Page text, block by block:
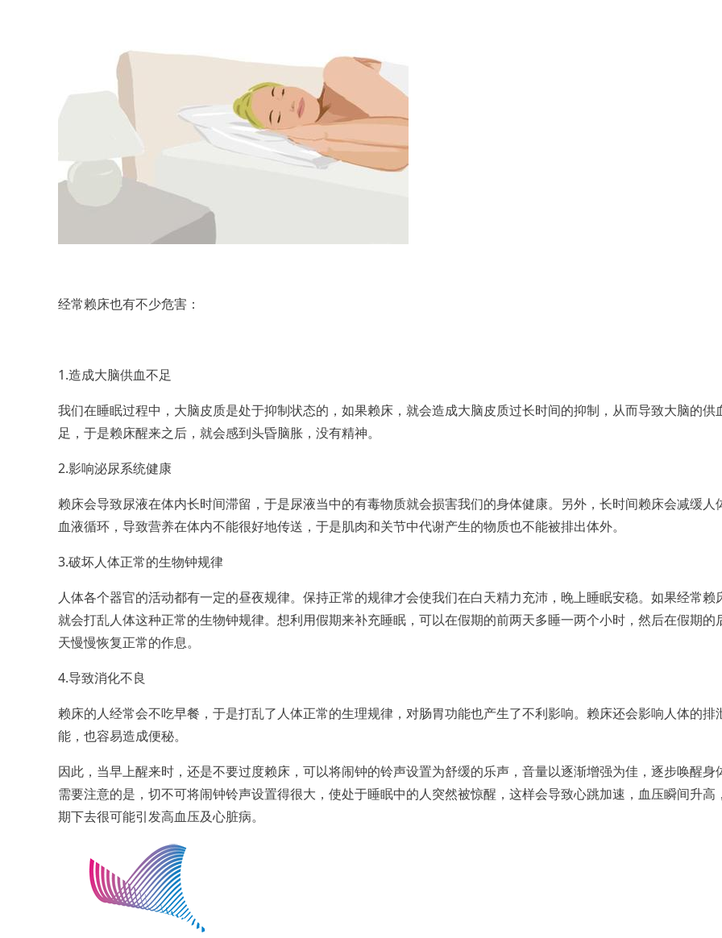
经常赖床也有不少危害：
1.造成大脑供血不足
我们在睡眠过程中，大脑皮质是处于抑制状态的，如果赖床，就会造成大脑皮质过长时间的抑制，从而导致大脑的供
足，于是赖床醒来之后，就会感到头昏脑胀，没有精神。
2.影响泌尿系统健康
赖床会导致尿液在体内长时间滞留，于是尿液当中的有毒物质就会损害我们的身体健康。另外，长时间赖床会减缓人
血液循环，导致营养在体内不能很好地传送，于是肌肉和关节中代谢产生的物质也不能被排出体外。
3.破坏人体正常的生物钟规律
人体各个器官的活动都有一定的昼夜规律。保持正常的规律才会使我们在白天精力充沛，晚上睡眠安稳。如果经常赖
就会打乱人体这种正常的生物钟规律。想利用假期来补充睡眠，可以在假期的前两天多睡一两个小时，然后在假期的
天慢慢恢复正常的作息。
4.导致消化不良
赖床的人经常会不吃早餐，于是打乱了人体正常的生理规律，对肠胃功能也产生了不利影响。赖床还会影响人体的排
能，也容易造成便秘。
因此，当早上醒来时，还是不要过度赖床，可以将闹钟的铃声设置为舒缓的乐声，音量以逐渐增强为佳，逐步唤醒身
需要注意的是，切不可将闹钟铃声设置得很大，使处于睡眠中的人突然被惊醒，这样会导致心跳加速，血压瞬间升高
期下去很可能引发高血压及心脏病。